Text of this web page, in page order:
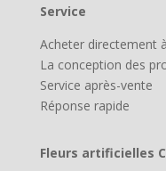
Service
Acheter directement à
La conception des
Service après-vente
Réponse rapide
Fleurs artificielles